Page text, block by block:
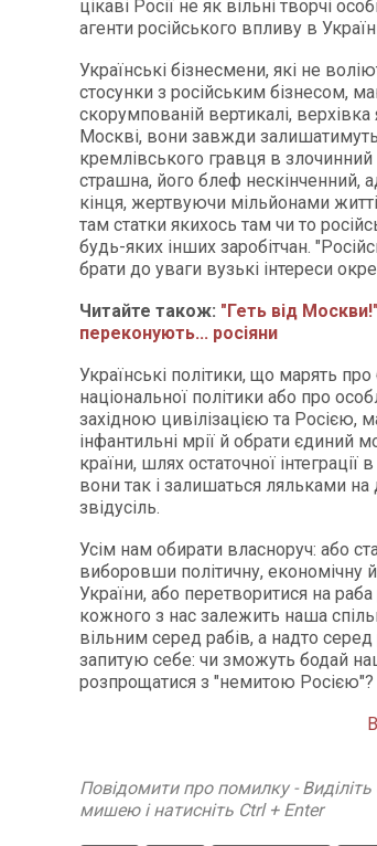
цікаві Росії не як вільні творчі
агенти російського впливу в
Українські бізнесмени, які не
стосунки з російським бізнесом,
скорумпованій вертикалі,
Москві, вони завжди
кремлівського гравця в
страшна, його блеф нескінченний,
кінця, жертвуючи мільйонами
там статки якихось там чи то
будь-яких інших заробітчан.
брати до уваги вузькі інтере­си
Читайте також: "Геть від
переконують... росіяни
Українські політики, що марять про
національної політики або про
західною цивілізацією та Росією,
інфантильні мрії й обрати
країни, шлях остаточної інтеграції
вони так і залишаться ляльками
звідусіль.
Усім нам обирати власноруч: або
виборовши політичну, економічну
України, або перетворитися на
кожного з нас залежить наша
вільним серед рабів, а надто серед
запитую себе: чи зможуть бодай
розпрощатися з "немитою Росією"?
Повідомити про помилку -
мишею і натисніть Ctrl + Enter